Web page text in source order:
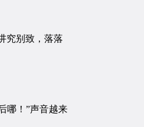
究别致，落落
哪！”声音越来